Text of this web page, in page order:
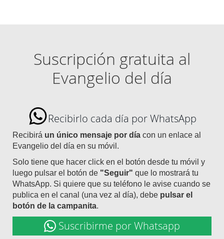
Suscripción gratuita al
Evangelio del día
Recibirlo cada día por WhatsApp
Recibirá un único mensaje por día con un enlace al
Evangelio del día en su móvil.
Solo tiene que hacer click en el botón desde tu móvil y
luego pulsar el botón de "Seguir" que lo mostrará tu
WhatsApp. Si quiere que su teléfono le avise cuando se
publica en el canal (una vez al día), debe pulsar el
botón de la campanita.
Suscribirme por Whatsapp